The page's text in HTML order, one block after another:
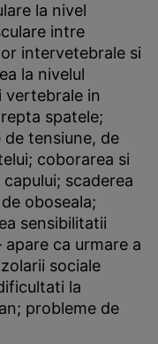
la nivel
intre
intervetebrale si
la nivelul
vertebrale in
spatele;
tensiune, de
coborarea si
scaderea
oboseala;
sensibilitatii
ca urmare a
sociale
la
probleme de